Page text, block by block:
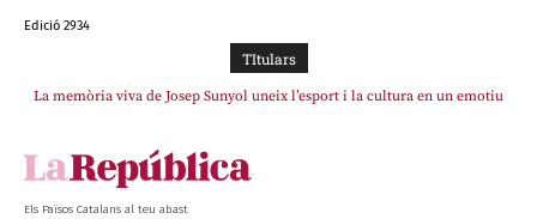
Edició 2934
TItulars
La memòria viva de Josep Sunyol uneix l’esport i la cultura en un emotiu
La “dignitat” a mitges de Marc Puigtió: renuncia a Girona pels àudios però
Els Països Catalans al teu abast